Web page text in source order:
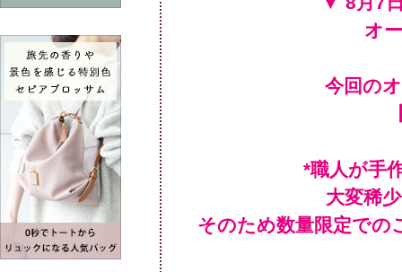
オ
今回の
*職人が手
大変稀
そのため数量限定での